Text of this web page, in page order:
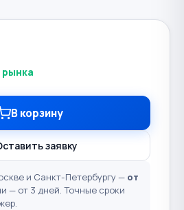
рынка
В корзину
заявку
и Санкт-Петербургу — от
— от 3 дней. Точные сроки